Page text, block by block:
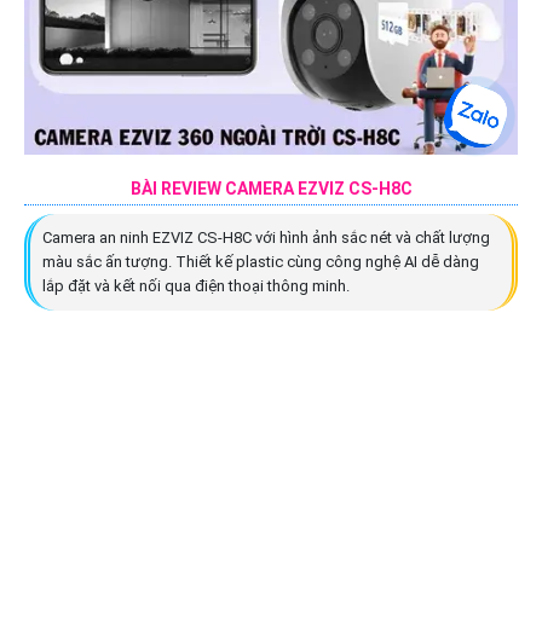
BÀI REVIEW CAMERA EZVIZ CS-H8C
Camera an ninh EZVIZ CS-H8C với hình ảnh sắc nét và chất lượng
màu sắc ấn tượng. Thiết kế plastic cùng công nghệ AI dễ dàng
lắp đặt và kết nối qua điện thoại thông minh.